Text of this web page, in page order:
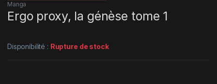
Manga
Ergo proxy, la génèse tome 1
Disponibilité : Rupture de stock